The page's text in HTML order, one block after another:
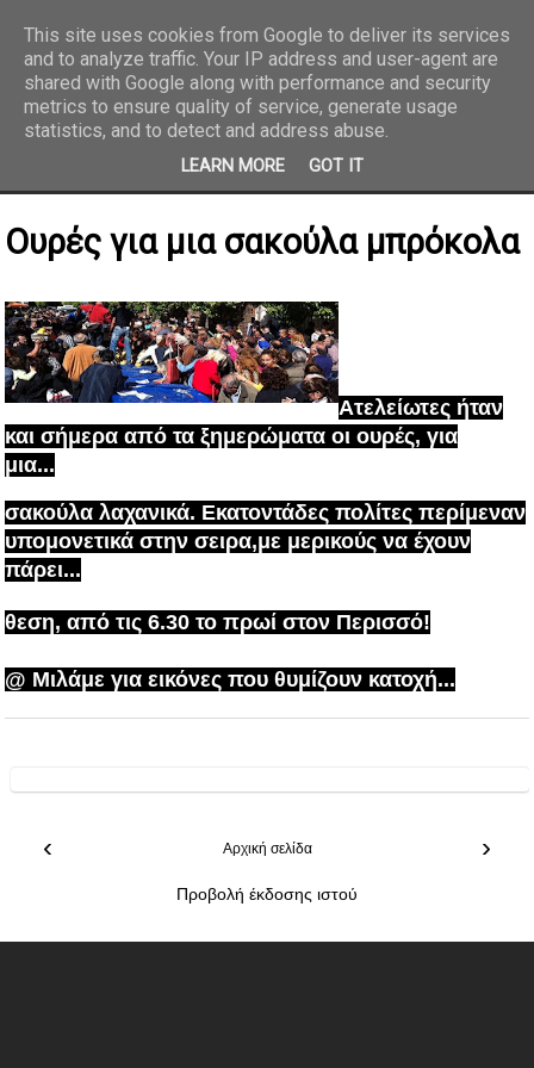
REPORTAZ NET
Ουρές για μια σακούλα μπρόκολα
Ατελείωτες ήταν
και σήμερα από τα ξημερώματα οι ουρές, για
μια...
σακούλα λαχανικά. Εκατοντάδες πολίτεςπερίμεναν
υπομονετικά στην σειρα,με μερικούς να έχουν
πάρει...
θεση, από τις 6.30 το πρωίστον Περισσό!
@ Μιλάμε για εικόνες που θυμίζουν κατοχή...
‹ ›
Αρχική σελίδα
Προβολή έκδοσης ιστού
This site uses cookies from Google to deliver its services
and to analyze traffic. Your IP address and user-agent are
shared with Google along with performance and security
metrics to ensure quality of service, generate usage
statistics, and to detect and address abuse.
LEARN MORE GOT IT